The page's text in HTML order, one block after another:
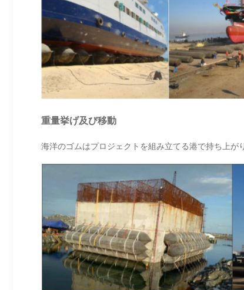
重量挙げ及び移動
海洋のゴムはプロジェクトを組み立てる港で持ち上が